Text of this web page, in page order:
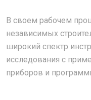
В своем рабочем
независимых
широкий спектр
исследования с
приборов и